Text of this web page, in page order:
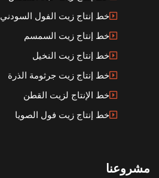
خط إنتاج زيت الفول السودني
خط إنتاج زيت السمسم
خط إنتاج زيت النخيل
خط إنتاج زيت جرثومة الذرة
خط الإنتاج لزيت القطن
خط إنتاج زيت فول الصويا
مشروعنا